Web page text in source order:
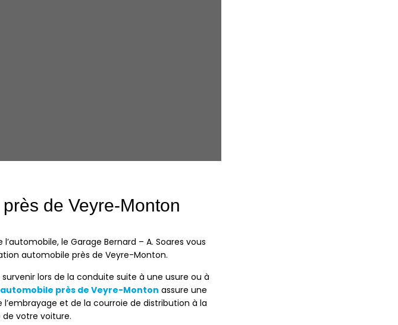
de Veyre-Monton
le Garage Bernard – A. Soares vous
automobile près de Veyre-Monton.
lors de la conduite suite à une usure ou à
près de Veyre-Monton assure une
et de la courroie de distribution à la
votre voiture.